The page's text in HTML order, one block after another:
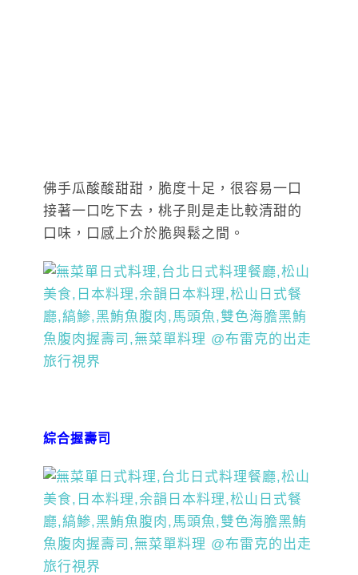
佛手瓜酸酸甜甜，脆度十足，很容易一口
接著一口吃下去，桃子則是走比較清甜的
口味，口感上介於脆與鬆之間。
綜合握壽司